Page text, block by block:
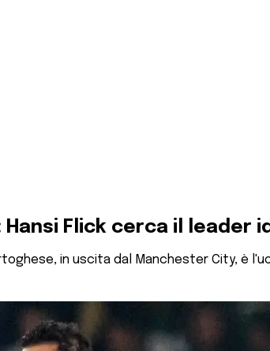
Hansi Flick cerca il leader
in uscita dal Manchester City, è